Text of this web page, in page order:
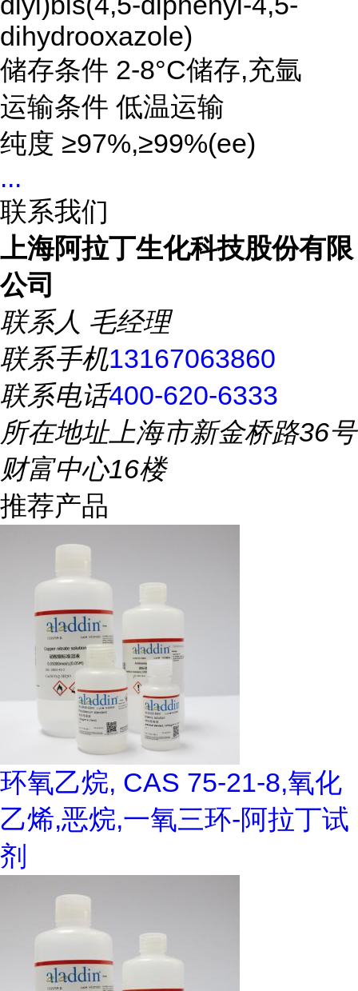
dihydrooxazole)
储存条件 2-8°C储存,充氩
运输条件 低温运输
纯度 ≥97%,≥99%(ee)
...
联系我们
上海阿拉丁生化科技股份有限
公司
联系人 毛经理
联系手机13167063860
联系电话400-620-6333
所在地址上海市新金桥路36号
财富中心16楼
推荐产品
环氧乙烷, CAS 75-21-8,氧化
乙烯,恶烷,一氧三环-阿拉丁试
剂